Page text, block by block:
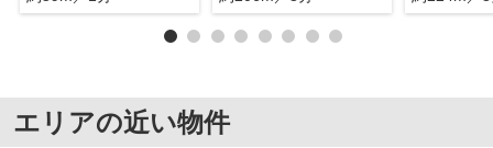
エリアの近い物件